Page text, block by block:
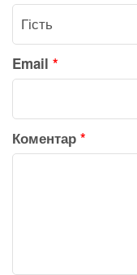
Email *
Коментар *